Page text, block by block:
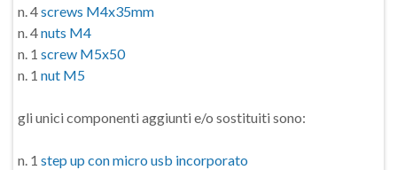
n. 4screws M4x35mm
n. 4nuts M4
n. 1 screw M5x50
n. 1 nut M5
gli unici componenti aggiunti e/o sostituiti sono:
n. 1 step up con micro usb incorporato